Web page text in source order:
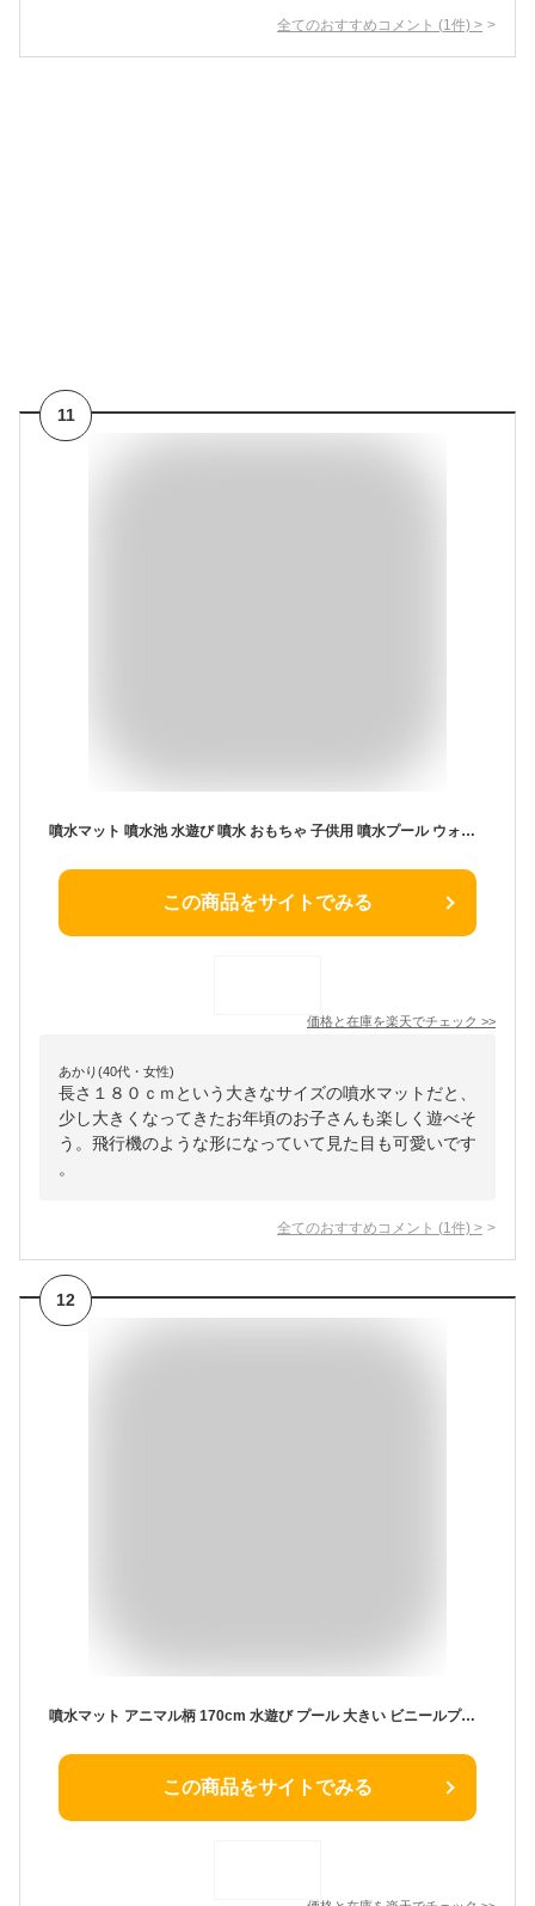
全てのおすすめコメント (1 件) >
11
噴水マット 噴水池 水遊び 噴水 おもちゃ 子供用 噴水プール ウォーター アウトドア 夏の日 芝生遊び 庭 家庭用 親子芝生遊び 180cm
この商品をサイトでみる
価格と在庫を楽天でチェック >>
あかり(40代・女性)
長さ１８０ｃｍという大きなサイズの噴水マットだと、
少し大きくなってきたお年頃のお子さんも楽しく遊べそ
う。飛行機のような形になっていて見た目も可愛いです
。
全てのおすすめコメント (1 件) >
12
噴水マット アニマル柄 170cm 水遊び プール 大きい ビニールプール 噴水プール 家庭用 親子遊び 子供用 庭 (管理S) 送料無料 【SK19564】
この商品をサイトでみる